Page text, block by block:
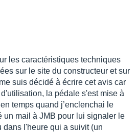
les caractéristiques techniques
sur le site du constructeur et sur
suis décidé à écrire cet avis car
la pédale s'est mise à
temps quand j’enclenchai le
un mail à JMB pour lui signaler le
dans l'heure qui a suivit (un